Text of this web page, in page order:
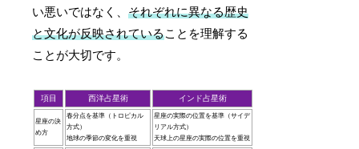
い悪いではなく、それぞれに異なる歴史
と文化が反映されていることを理解する
ことが大切です。
項目 西洋占星術 インド占星術
星座の決
め方
春分点を基準（トロピカル
方式）
地球の季節の変化を重視
星座の実際の位置を基準（サイデ
リアル方式）
天球上の星座の実際の位置を重視